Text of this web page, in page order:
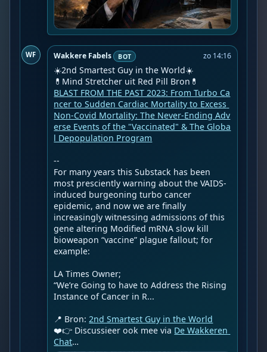
WF Wakkere Fabels BOT zo 14:16
☀️2nd Smartest Guy in the World☀️
BLAST FROM THE PAST 2023: From Turbo Ca
ncer to Sudden Cardiac Mortality to Excess
Non-Covid Mortality: The Never-Ending Adv
erse Events of the "Vaccinated" & The Globa
l Depopulation Program
--
For many years this Substack has been
most presciently warning about the VAIDS-
induced burgeoning turbo cancer
epidemic, and now we are finally
increasingly witnessing admissions of this
gene altering Modified mRNA slow kill
bioweapon “vaccine” plague fallout; for
example:
LA Times Owner;
“We’re Going to have to Address the Rising
Instance of Cancer in R...
📍 Bron: 2nd Smartest Guy in the World
❤️👉 Discussieer ook mee via De Wakkeren
Chat…